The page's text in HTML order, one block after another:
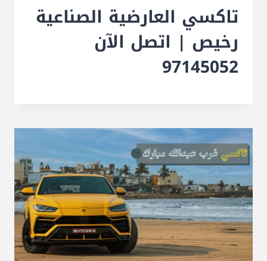
تاكسي العارضية الصناعية
رخيص | اتصل الآن
97145052